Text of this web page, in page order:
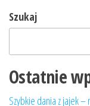
Szukaj
Ostatnie
Szybkie dania z jajek